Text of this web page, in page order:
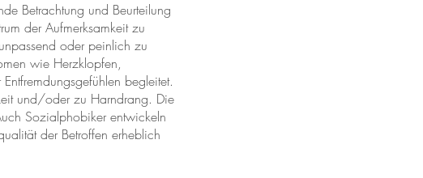
Betrachtung und Beurteilung
der Aufmerksamkeit zu
oder peinlich zu
wie Herzklopfen,
begleitet.
und/oder zu Harndrang. Die
Sozialphobiker entwickeln
der Betroffen erheblich